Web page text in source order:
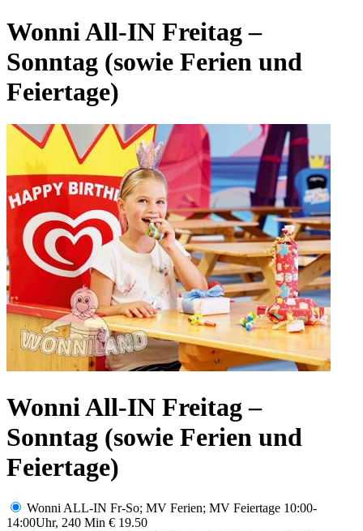
Wonni All-IN Freitag –
Sonntag (sowie Ferien und
Feiertage)
Wonni All-IN Freitag –
Sonntag (sowie Ferien und
Feiertage)
Wonni ALL-IN Fr-So; MV Ferien; MV Feiertage 10:00-
14:00Uhr, 240 Min € 19.50